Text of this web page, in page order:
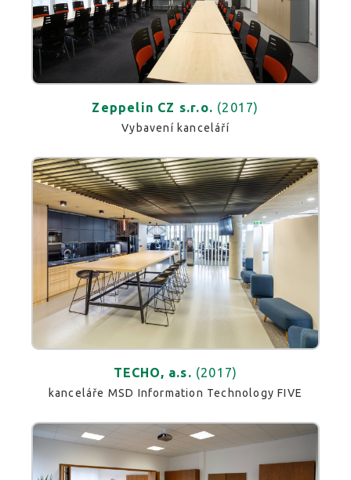
Zeppelin CZ s.r.o. (2017)
Vybavení kanceláří
TECHO, a.s. (2017)
kanceláře MSD Information Technology FIVE